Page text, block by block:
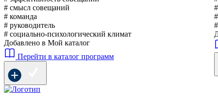
# смысл совещаний
# команда
# руководитель
# социально-психологический климат
Добавлено в Мой каталог
Перейти в каталог программ